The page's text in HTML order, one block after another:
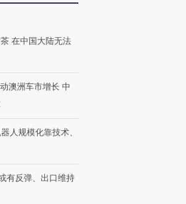
在中国大陆无法
澳洲车市增长 中
人规模化靠技术、
有反弹、出口维持